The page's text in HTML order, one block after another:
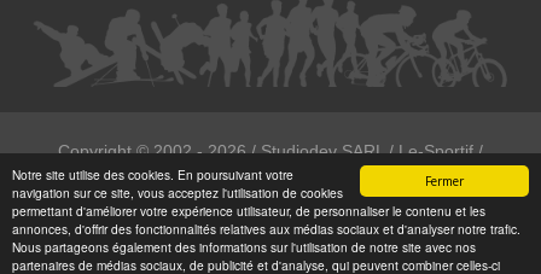
Fermer
Notre site utilise des cookies. En poursuivant votre
navigation sur ce site, vous acceptez l'utilisation de cookies
permettant d'améliorer votre expérience utilisateur, de personnaliser le contenu et les
annonces, d'offrir des fonctionnalités relatives aux médias sociaux et d'analyser notre trafic.
Nous partageons également des informations sur l'utilisation de notre site avec nos
partenaires de médias sociaux, de publicité et d'analyse, qui peuvent combiner celles-ci
Copyright ©2002 - 2026/ Studiodev SARL / Le-Sportif /
Registration4all
Tous droits réservées.
Numéro de déclaration CNIL : 1999972